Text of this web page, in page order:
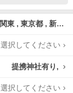
関東 , 東京都 , 新宿区
選択してください
提携神社有り,
選択してください